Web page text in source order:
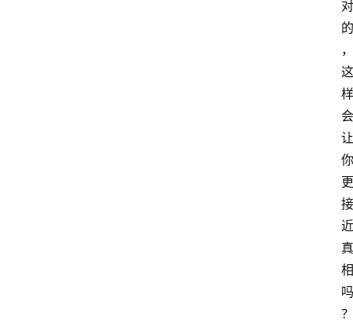
对
的
，
这
样
会
让
你
更
接
近
真
相
吗
？